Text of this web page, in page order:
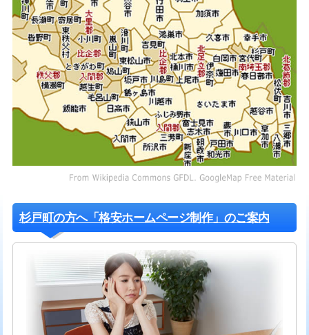
杉戸町の方へ「格安ホームページ制作」のご案内